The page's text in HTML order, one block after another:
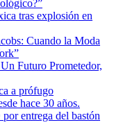
tras explosión en
Cuando la Moda
Futuro Prometedor,
a prófugo
hace 30 años.
entrega del bastón